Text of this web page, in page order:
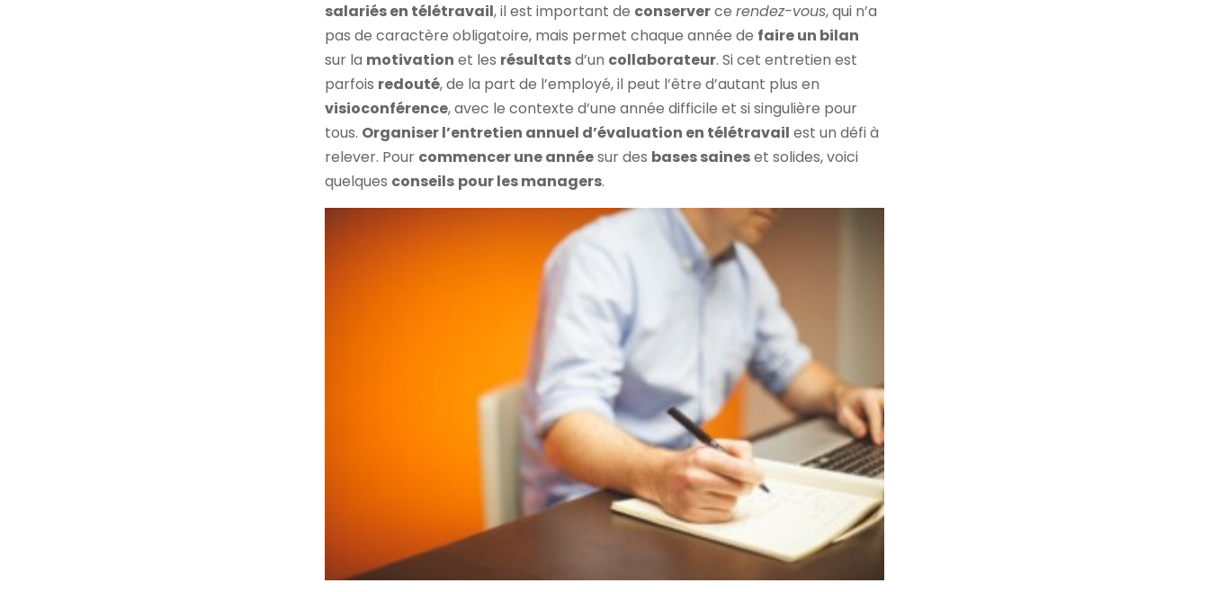
salariés en télétravail, il est important de conservercerendez-vous, qui n’a
pas de caractère obligatoire, mais permet chaque année de faire un bilan
sur la motivation et les résultatsd’un collaborateur. Si cet entretien est
parfois redouté, de la part de l’employé, il peut l’être d’autant plus en
visioconférence, avec le contexte d’une année difficile et si singulière pour
tous. Organiser l’entretien annuel d’évaluation en télétravail est un défi à
relever. Pour commencer une annéesur des bases saineset solides, voici
quelques conseils pour les managers.